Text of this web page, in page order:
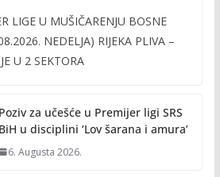
p
y
n
k
LIGE U MUŠIČARENJU BOSNE
NEDELJA) RIJEKA PLIVA –
U 2 SEKTORA
Poziv za učešće u Premijer ligi SRS
BiH u disciplini ‘Lov šarana i amura’
6. Augusta 2026.